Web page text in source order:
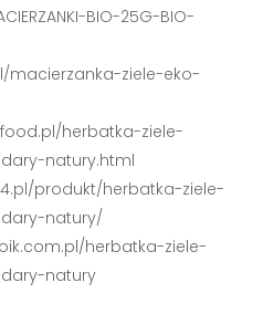
BIO-25G-BIO-
macierzanka-ziele-eko-
herbatka-ziele-
natury.html
produkt/herbatka-ziele-
natury/
herbatka-ziele-
natury